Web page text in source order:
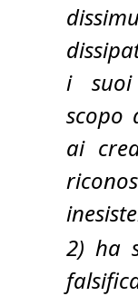
i suoi
scopo
ai
2) ha